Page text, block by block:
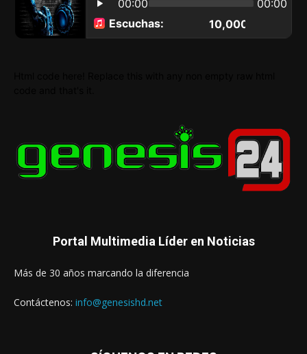
Portal Multimedia Líder en Noticias
Más de 30 años marcando la diferencia
Contáctenos: info@genesishd.net